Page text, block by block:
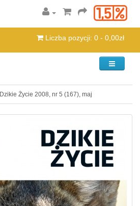
Liczba pozycji: 0 - 0,00zł
Dzikie Życie 2008, nr 5 (167), maj